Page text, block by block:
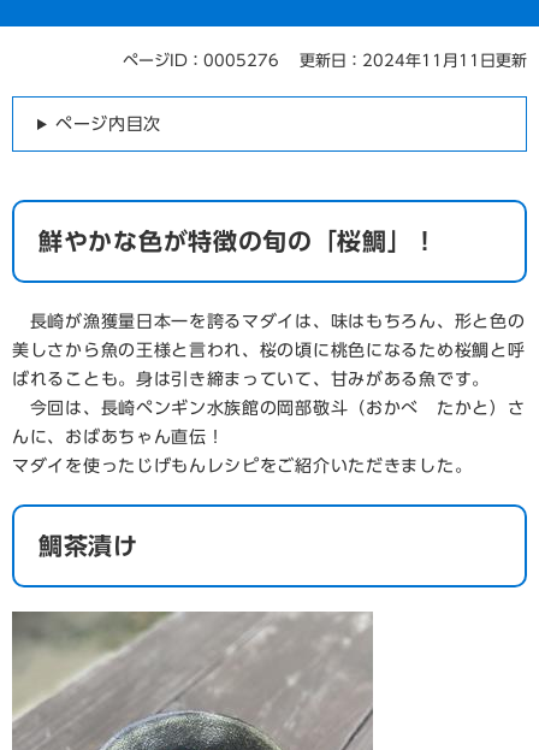
ページID：0005276 更新日：2024年11月11日更新
ページ内目次
鮮やかな色が特徴の旬の「桜鯛」！
長崎が漁獲量日本一を誇るマダイは、味はもちろん、形と色の
美しさから魚の王様と言われ、桜の頃に桃色になるため桜鯛と呼
ばれることも。身は引き締まっていて、甘みがある魚です。
今回は、長崎ペンギン水族館の岡部敬斗（おかべ たかと）さ
んに、おばあちゃん直伝！
マダイを使ったじげもんレシピをご紹介いただきました。
鯛茶漬け